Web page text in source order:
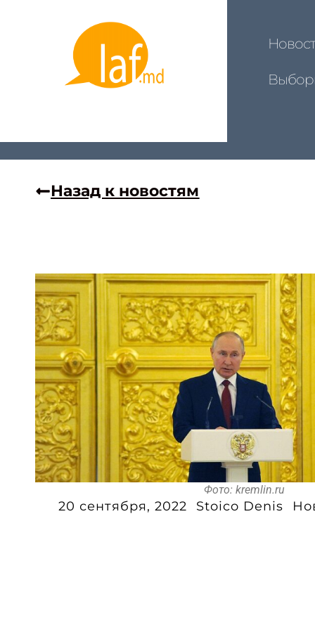
Назад к новостям
Фото: kremlin.ru
20 сентября, 2022 Stoico Denis